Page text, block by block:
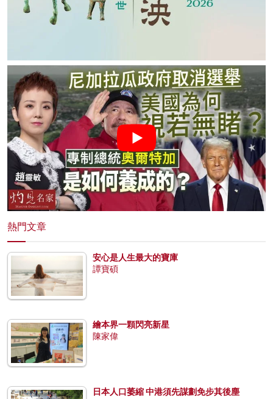
熱門文章
安心是人生最大的寶庫
譚寶碩
繪本界一顆閃亮新星
陳家偉
日本人口萎縮 中港須先謀劃免步其後塵